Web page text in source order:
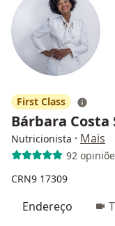
First Class
Bárbara Costa
Nutricionista · Mais
92
CRN9 17309
Endereço